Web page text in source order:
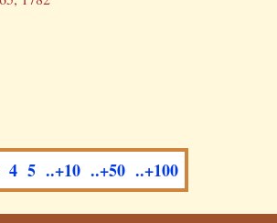
4 5 ..+10 ..+50 ..+100